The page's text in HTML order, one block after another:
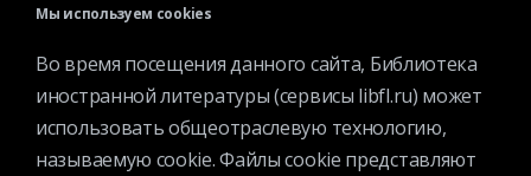
полчаса до окончания работы.
Мы используем cookies
Во время посещения данного сайта, Библиотека
иностранной литературы (сервисы libfl.ru) может
использовать общеотраслевую технологию,
называемую cookie. Файлы cookie представляют